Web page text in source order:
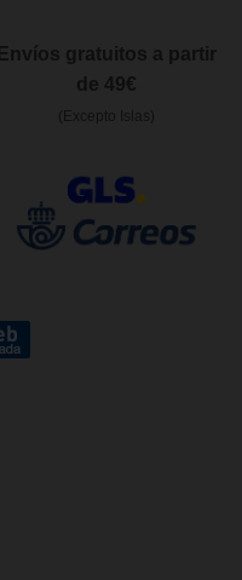
Envíos gratuitos a partir
de 49€
(Excepto Islas)